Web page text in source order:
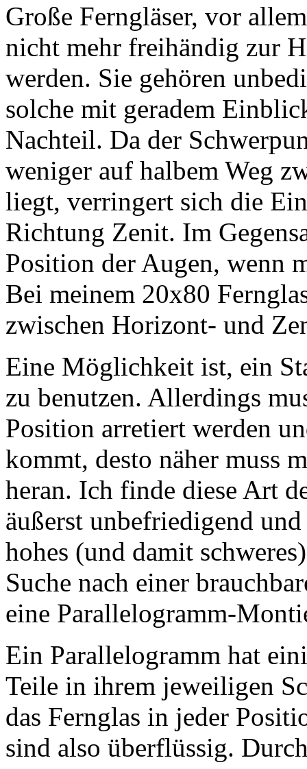
Große Ferngläser, vor
nicht mehr freihändig zur
werden. Sie gehören
solche mit geradem
Nachteil. Da der
weniger auf halbem Weg
liegt, verringert sich die
Richtung Zenit. Im
Position der Augen, wenn
Bei meinem 20x80
zwischen Horizont- und
Eine Möglichkeit ist, ein
zu benutzen. Allerdings
Position arretiert werden
kommt, desto näher muss
heran. Ich finde diese Art
äußerst unbefriedigend
hohes (und damit
Suche nach einer
eine Parallelogramm-
Ein Parallelogramm hat
Teile in ihrem jeweiligen
das Fernglas in jeder
sind also überflüssig.